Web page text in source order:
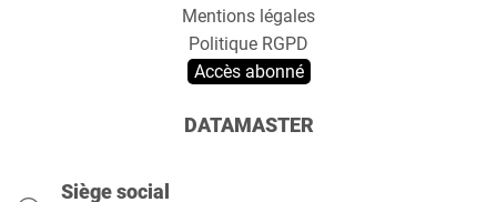
Mentions légales
Politique RGPD
Accès abonné
DATAMASTER
Siège social